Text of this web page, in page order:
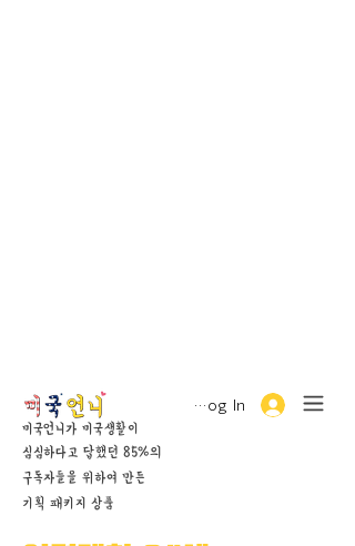
Log In
미국언니가 미국생활이
심심하다고 답했던 85%의
구독자들을 위하여 만든
기획 패키지 상품